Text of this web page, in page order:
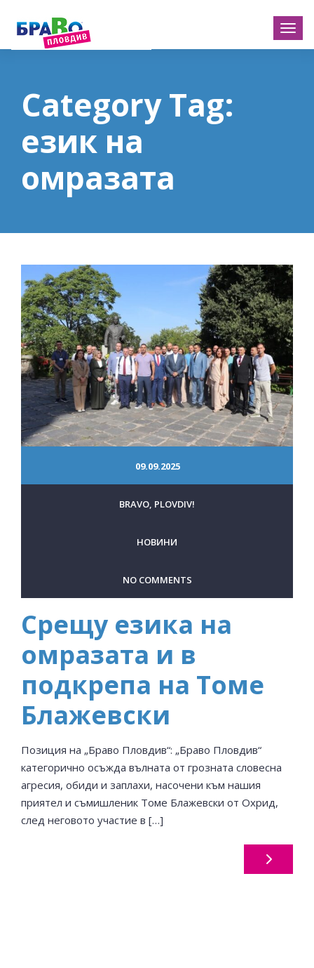
Category Tag:
език на
омразата
09.09.2025
BRAVO, PLOVDIV!
НОВИНИ
NO COMMENTS
Срещу езика на
омразата и в
подкрепа на Томе
Блажевски
Позиция на „Браво Пловдив“: „Браво Пловдив“
категорично осъжда вълната от грозната словесна
агресия, обиди и заплахи, насочени към нашия
приятел и съмишленик Томе Блажевски от Охрид,
след неговото участие в […]